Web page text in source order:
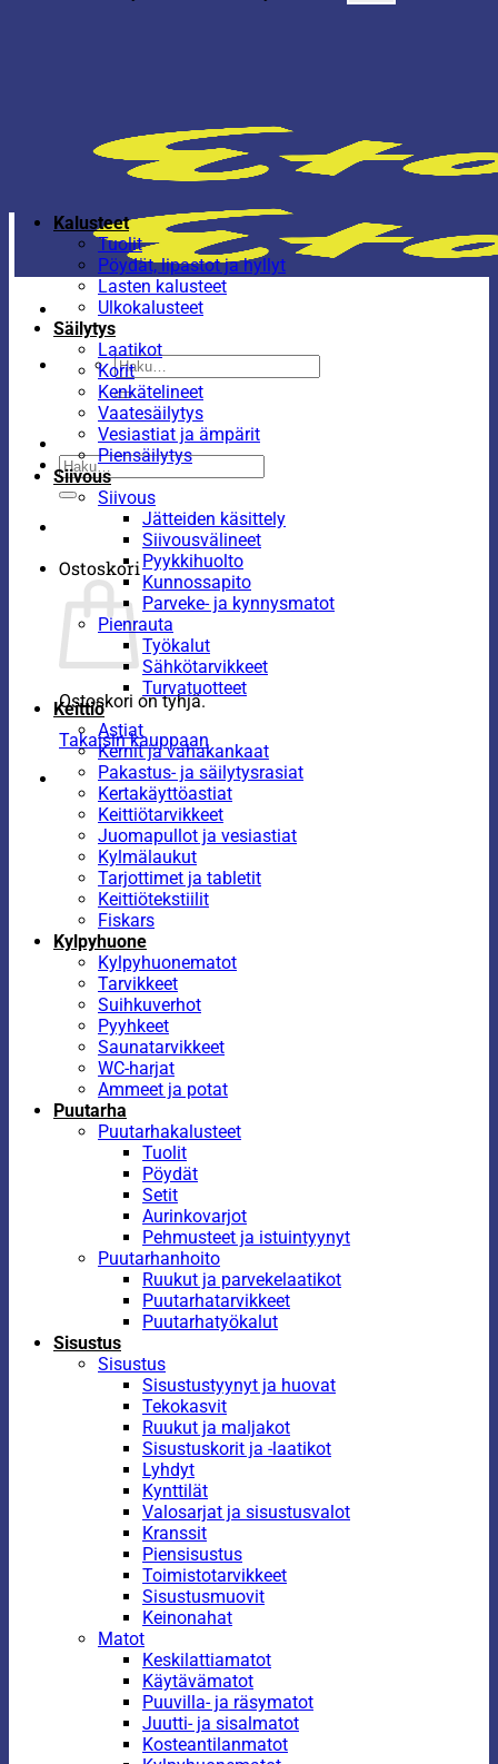
Etsi:
Etsi:
Ostoskori
Ostoskori on tyhjä.
Takaisin kauppaan
Kalusteet
Tuolit
Pöydät, lipastot ja hyllyt
Lasten kalusteet
Ulkokalusteet
Säilytys
Laatikot
Korit
Kenkätelineet
Vaatesäilytys
Vesiastiat ja ämpärit
Piensäilytys
Siivous
Siivous
Jätteiden käsittely
Siivousvälineet
Pyykkihuolto
Kunnossapito
Parveke- ja kynnysmatot
Pienrauta
Työkalut
Sähkötarvikkeet
Turvatuotteet
Keittiö
Astiat
Kernit ja vahakankaat
Pakastus- ja säilytysrasiat
Kertakäyttöastiat
Keittiötarvikkeet
Juomapullot ja vesiastiat
Kylmälaukut
Tarjottimet ja tabletit
Keittiötekstiilit
Fiskars
Kylpyhuone
Kylpyhuonematot
Tarvikkeet
Suihkuverhot
Pyyhkeet
Saunatarvikkeet
WC-harjat
Ammeet ja potat
Puutarha
Puutarhakalusteet
Tuolit
Pöydät
Setit
Aurinkovarjot
Pehmusteet ja istuintyynyt
Puutarhanhoito
Ruukut ja parvekelaatikot
Puutarhatarvikkeet
Puutarhatyökalut
Sisustus
Sisustus
Sisustustyynyt ja huovat
Tekokasvit
Ruukut ja maljakot
Sisustuskorit ja -laatikot
Lyhdyt
Kynttilät
Valosarjat ja sisustusvalot
Kranssit
Piensisustus
Toimistotarvikkeet
Sisustusmuovit
Keinonahat
Matot
Keskilattiamatot
Käytävämatot
Puuvilla- ja räsymatot
Juutti- ja sisalmatot
Kosteantilanmatot